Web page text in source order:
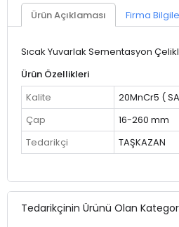
Ürün Açıklaması Firma
Sıcak Yuvarlak Sementasyon
Ürün Özellikleri
Kalite
20MnCr5 (
Çap
16-260 mm
Tedarikçi
TAŞKAZAN
Tedarikçinin Ürünü Olan